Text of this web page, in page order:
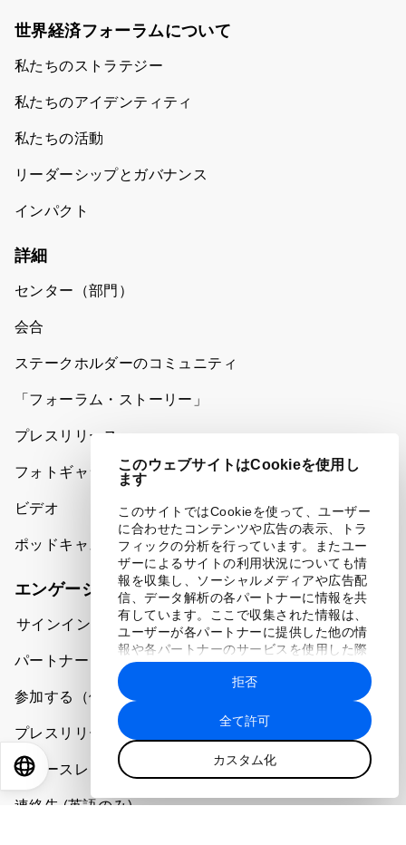
このウェブサイトはCookieを使用し
ます
このサイトではCookieを使って、ユーザー
に合わせたコンテンツや広告の表示、トラ
フィックの分析を行っています。またユー
ザーによるサイトの利用状況についても情
報を収集し、ソーシャルメディアや広告配
信、データ解析の各パートナーに情報を共
有しています。ここで収集された情報は、
ユーザーが各パートナーに提供した他の情
報や各パートナーのサービスを使用した際
に収集された情報と組み合わされ、各パー
トナーによって使用されることがありま
す。
全て許可
カスタム化
拒否
世界経済フォーラムについて
私たちのストラテジー
私たちのアイデンティティ
私たちの活動
リーダーシップとガバナンス
インパクト
詳細
センター（部門）
会合
ステークホルダーのコミュニティ
「フォーラム・ストーリー」
プレスリリース
フォトギャラリー
ビデオ
ポッドキャスト
エンゲージメント
サインイン
パートナー（組織）について
参加する（個人、組織）
プレスリリース登録
ニュースレター購読
連絡先 (英語のみ)
EN